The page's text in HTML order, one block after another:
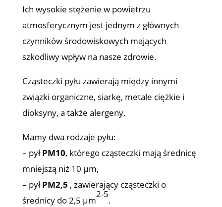
Ich wysokie stężenie w powietrzu
atmosferycznym jest jednym z głównych
czynników środowiskowych mających
szkodliwy wpływ na nasze zdrowie.
Cząsteczki pyłu zawierają między innymi
związki organiczne, siarkę, metale ciężkie i
dioksyny, a także alergeny.
Mamy dwa rodzaje pyłu:
– pyłPM10, którego cząsteczki mają średnicę
mniejszą niż 10 µm,
– pyłPM2,5 , zawierający cząsteczki o
średnicy do 2,5 µm
2-5
.